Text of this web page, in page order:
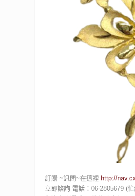
訂購 ~訊問~在這裡 http://
立即諮詢 電話：06-2805679 (